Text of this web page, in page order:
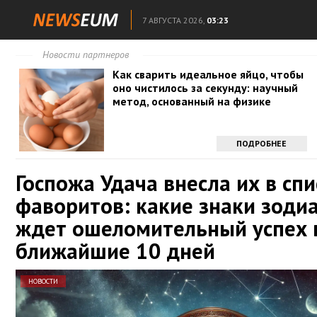
7 АВГУСТА 2026, 03:23
Новости партнеров
Как сварить идеальное яйцо, чтобы
оно чистилось за секунду: научный
метод, основанный на физике
ПОДРОБНЕЕ
Госпожа Удача внесла их в
фаворитов: какие знаки
ждет ошеломительный успех
ближайшие 10 дней
НОВОСТИ